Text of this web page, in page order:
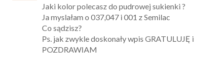
Jaki kolor polecasz do pudrowej sukienki ?
Ja myslałam o 037,047 i 001 z Semilac
Co sądzisz?
Ps. jak zwykle doskonały wpis GRATULUJĘ i
POZDRAWIAM